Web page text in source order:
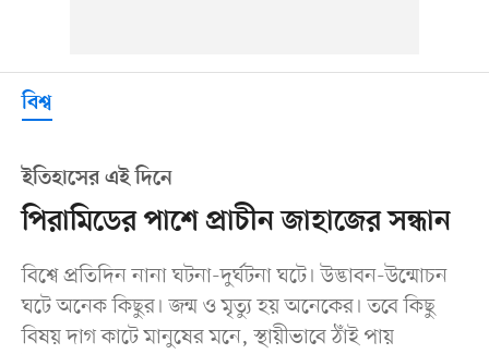
বিশ্ব
ইতিহাসের এই দিনে
পিরামিডের পাশে প্রাচীন জাহাজের সন্ধান
বিশ্বে প্রতিদিন নানা ঘটনা-দুর্ঘটনা ঘটে। উদ্ভাবন-উন্মোচন
ঘটে অনেক কিছুর। জন্ম ও মৃত্যু হয় অনেকের। তবে কিছু
বিষয় দাগ কাটে মানুষের মনে, স্থায়ীভাবে ঠাঁই পায়